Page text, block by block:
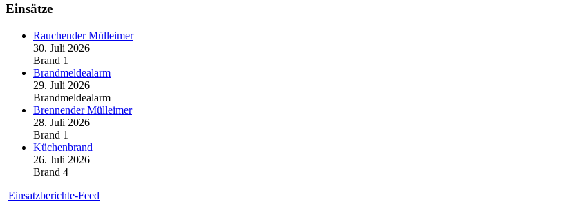
Einsätze
Rauchender Mülleimer
30. Juli 2026
Brand 1
Brandmeldealarm
29. Juli 2026
Brandmeldealarm
Brennender Mülleimer
28. Juli 2026
Brand 1
Küchenbrand
26. Juli 2026
Brand 4
Einsatzberichte-Feed